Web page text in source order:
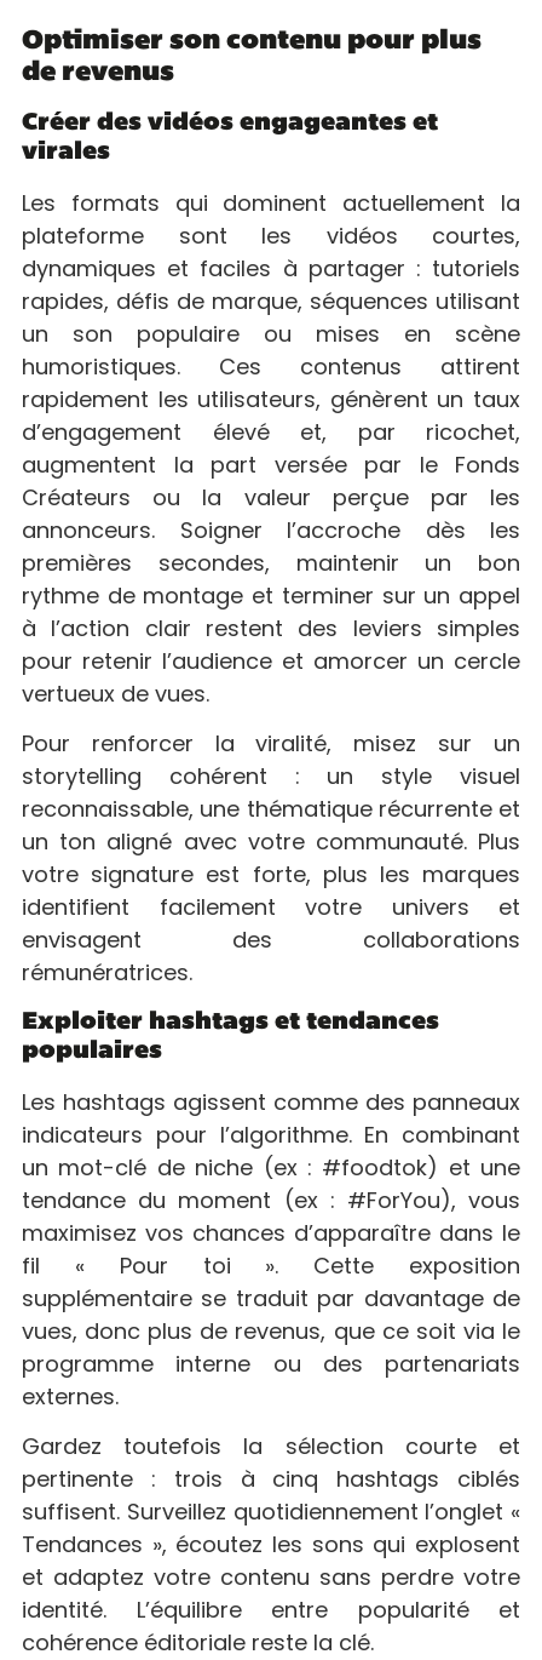
Optimiser son contenu pour plus
de revenus
Créer des vidéos engageantes et
virales
Les formats qui dominent actuellement la
plateforme sont les vidéos courtes,
dynamiques et faciles à partager : tutoriels
rapides, défis de marque, séquences utilisant
un son populaire ou mises en scène
humoristiques. Ces contenus attirent
rapidement les utilisateurs, génèrent un taux
d’engagement élevé et, par ricochet,
augmentent la part versée par le Fonds
Créateurs ou la valeur perçue par les
annonceurs. Soigner l’accroche dès les
premières secondes, maintenir un bon
rythme de montage et terminer sur un appel
à l’action clair restent des leviers simples
pour retenir l’audience et amorcer un cercle
vertueux de vues.
Pour renforcer la viralité, misez sur un
storytelling cohérent : un style visuel
reconnaissable, une thématique récurrente et
un ton aligné avec votre communauté. Plus
votre signature est forte, plus les marques
identifient facilement votre univers et
envisagent des collaborations
rémunératrices.
Exploiter hashtags et tendances
populaires
Les hashtags agissent comme des panneaux
indicateurs pour l’algorithme. En combinant
un mot-clé de niche (ex : #foodtok) et une
tendance du moment (ex : #ForYou), vous
maximisez vos chances d’apparaître dans le
fil « Pour toi ». Cette exposition
supplémentaire se traduit par davantage de
vues, donc plus de revenus, que ce soit via le
programme interne ou des partenariats
externes.
Gardez toutefois la sélection courte et
pertinente : trois à cinq hashtags ciblés
suffisent. Surveillez quotidiennement l’onglet «
Tendances », écoutez les sons qui explosent
et adaptez votre contenu sans perdre votre
identité. L’équilibre entre popularité et
cohérence éditoriale reste la clé.